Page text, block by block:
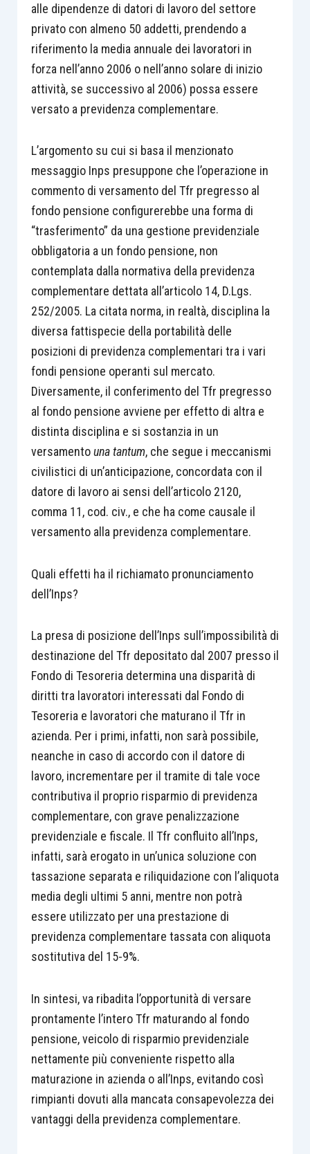
alle dipendenze di datori di lavoro del settore
privato con almeno 50 addetti, prendendo a
riferimento la media annuale dei lavoratori in
forza nell’anno 2006 o nell’anno solare di inizio
attività, se successivo al 2006) possa essere
versato a previdenza complementare.
L’argomento su cui si basa il menzionato
messaggio Inps presuppone che l’operazione in
commento di versamento del Tfr pregresso al
fondo pensione configurerebbe una forma di
“trasferimento” da una gestione previdenziale
obbligatoria a un fondo pensione, non
contemplata dalla normativa della previdenza
complementare dettata all’articolo 14, D.Lgs.
252/2005. La citata norma, in realtà, disciplina la
diversa fattispecie della portabilità delle
posizioni di previdenza complementari tra i vari
fondi pensione operanti sul mercato.
Diversamente, il conferimento del Tfr pregresso
al fondo pensione avviene per effetto di altra e
distinta disciplina e si sostanzia in un
versamentouna tantum, che segue i meccanismi
civilistici di un’anticipazione, concordata con il
datore di lavoro ai sensi dell’articolo 2120,
comma 11, cod. civ., e che ha come causale il
versamento alla previdenza complementare.
Quali effetti ha il richiamato pronunciamento
dell’Inps?
La presa di posizione dell’Inps sull’impossibilità di
destinazione del Tfr depositato dal 2007 presso il
Fondo di Tesoreria determina una disparità di
diritti tra lavoratori interessati dal Fondo di
Tesoreria e lavoratori che maturano il Tfr in
azienda. Per i primi, infatti, non sarà possibile,
neanche in caso di accordo con il datore di
lavoro, incrementare per il tramite di tale voce
contributiva il proprio risparmio di previdenza
complementare, con grave penalizzazione
previdenziale e fiscale. Il Tfr confluito all’Inps,
infatti, sarà erogato in un’unica soluzione con
tassazione separata e riliquidazione con l’aliquota
media degli ultimi 5 anni, mentre non potrà
essere utilizzato per una prestazione di
previdenza complementare tassata con aliquota
sostitutiva del 15-9%.
In sintesi, va ribadita l’opportunità di versare
prontamente l’intero Tfr maturando al fondo
pensione, veicolo di risparmio previdenziale
nettamente più conveniente rispetto alla
maturazione in azienda o all’Inps, evitando così
rimpianti dovuti alla mancata consapevolezza dei
vantaggi della previdenza complementare.